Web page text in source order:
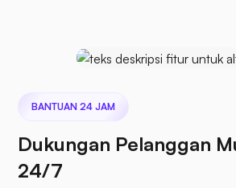
BANTUAN 24 JAM
Dukungan Pelanggan
24/7